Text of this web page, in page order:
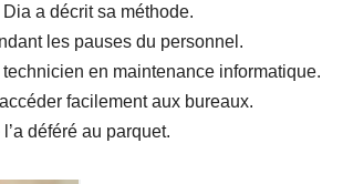
a décrit sa méthode.
les pauses du personnel.
technicien en maintenance informatique.
facilement aux bureaux.
déféré au parquet.